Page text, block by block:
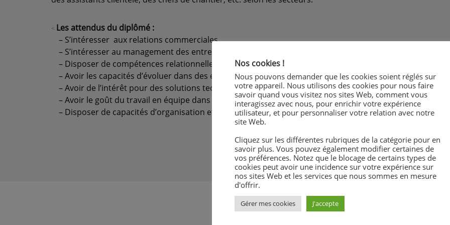
Les attendus du diplômé :
– S’intéresser aux relations commerciales
– S’intéresser au management des entreprises et à leur environnement économique, juridique et
– Disposer de compétences relationnelles propres aux métiers des services et de la relation client
– Avoir les capacités d’évoluer dans des environnements numériques et digitalisés
– Avoir de l’intérêt pour des solutions techniques en relation avec les besoins des clients
– Avoir le goût du travail en équipe dans le cadre d’une démarche de projet
– Disposer de capacités d’organisation et d’autonomie
Nos cookies !
Nous pouvons demander que les cookies soient réglés sur
votre appareil. Nous utilisons des cookies pour nous faire
savoir quand vous visitez nos sites Web, comment vous
interagissez avec nous, pour enrichir votre expérience
utilisateur, et pour personnaliser votre relation avec notre
site Web.
Cliquez sur les différentes rubriques de la catégorie pour en
savoir plus. Vous pouvez également modifier certaines de
vos préférences. Notez que le blocage de certains types de
cookies peut avoir une incidence sur votre expérience sur
nos sites Web et les services que nous sommes en mesure
d'offrir.
Gérer mes cookies J'accepte